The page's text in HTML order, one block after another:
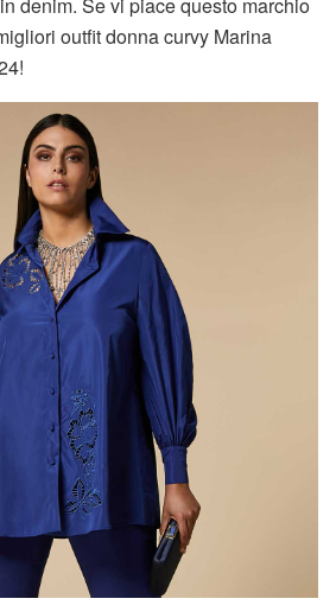
in denim. Se vi piace questo marchio
outfit donna curvy Marina